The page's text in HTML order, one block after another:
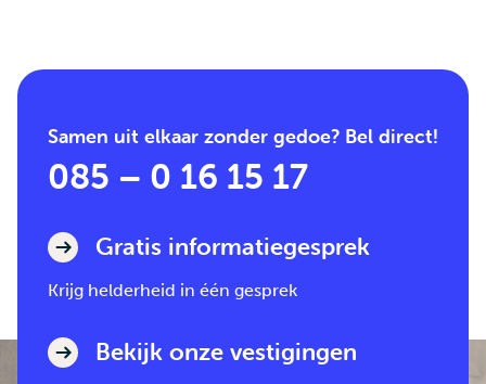
Samen uit elkaar zonder gedoe? Bel direct!
085 – 0 16 15 17
Gratis informatiegesprek
Krijg helderheid in één gesprek
Bekijk onze vestigingen